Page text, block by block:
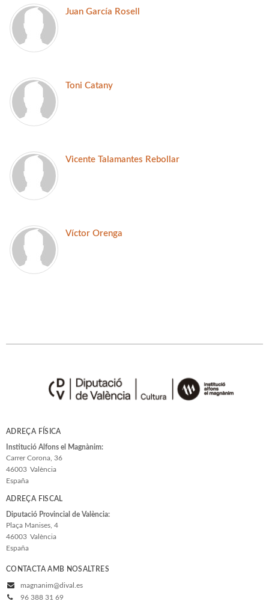
Juan García Rosell
Toni Catany
Vicente Talamantes Rebollar
Víctor Orenga
ADREÇA FÍSICA
Institució Alfons el Magnànim:
Carrer Corona, 36
46003 València
España
ADREÇA FISCAL
Diputació Provincial de València:
Plaça Manises, 4
46003 València
España
CONTACTA AMB NOSALTRES
magnanim@dival.es
96 388 31 69